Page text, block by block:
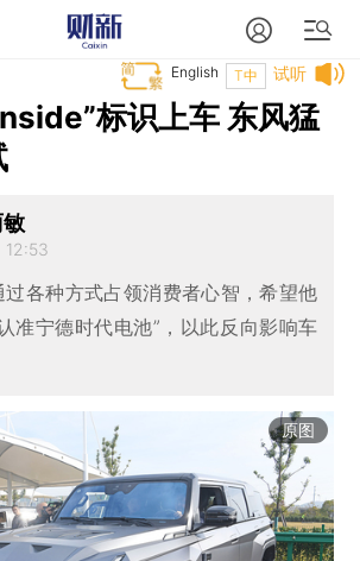
试听
T中
English
标识上车 东风猛
12:53
各种方式占领消费者心智，希望他
准宁德时代电池”，以此反向影响车
原图